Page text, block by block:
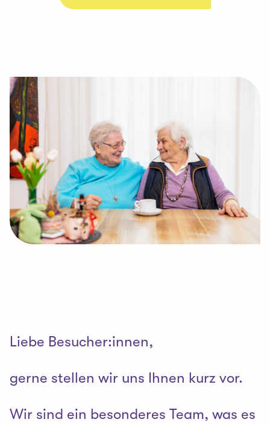
Liebe Besucher:innen,
gerne stellen wir uns Ihnen kurz vor.
Wir sind ein besonderes Team, was es